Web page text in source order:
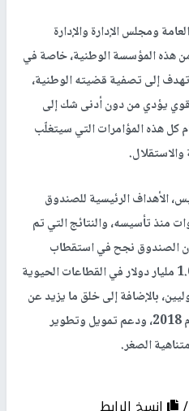
ومجلس الإدارة والإدارة
من هذه المؤسسة الوطنية، خاصة في
إلى تصفية قضيته الوطنية،
يؤدي من دون أدنى شك إلى
كل هذه المؤامرات التي سيتغلّب
والاستقلال.
الأهداف الرئيسية للصندوق
منذ تأسيسه، والنتائج التي تم
الصندوق نجح في استقطاب
وقيادة برنامج استثماري بحجم 1.61 مليار دولار في القطاعات الحيوية
بالإضافة إلى خلق ما يزيد عن
75 ألف فرصة عمل حتى نهاية العام 2018، ودعم تمويل وتطوير